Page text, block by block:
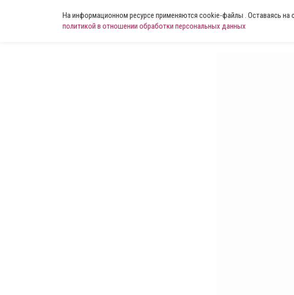
На информационном ресурсе применяются cookie-файлы . Оставаясь на
политикой в отношении обработки персональных данных